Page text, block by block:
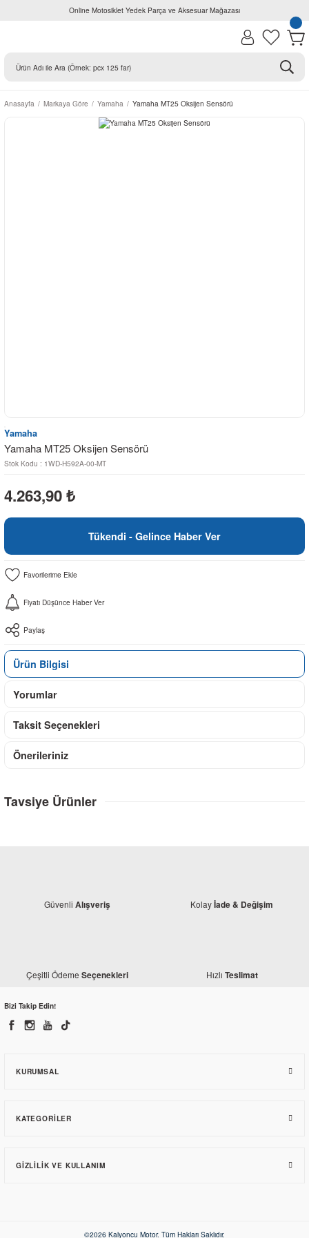
Online Motosiklet Yedek Parça ve Aksesuar Mağazası
Anasayfa Markaya Göre Yamaha Yamaha MT25 Oksijen Sensörü
Yamaha
Yamaha MT25 Oksijen Sensörü
Stok Kodu : 1WD-H592A-00-MT
4.263,90 ₺
Tükendi - Gelince Haber Ver
Fiyatı Düşünce Haber Ver
Paylaş
Ürün Bilgisi
Yorumlar
Taksit Seçenekleri
Önerileriniz
Tavsiye Ürünler
Yamaha
2.173,82 TL
Güvenli Alışveriş Kolayİade & Değişim
Çeşitli Ödeme Seçenekleri Hızlı Teslimat
Bizi Takip Edin!
KURUMSAL
KATEGORILER
GIZLILIK VE KULLANIM
©2026 Kalyoncu Motor. Tüm Hakları Saklıdır.